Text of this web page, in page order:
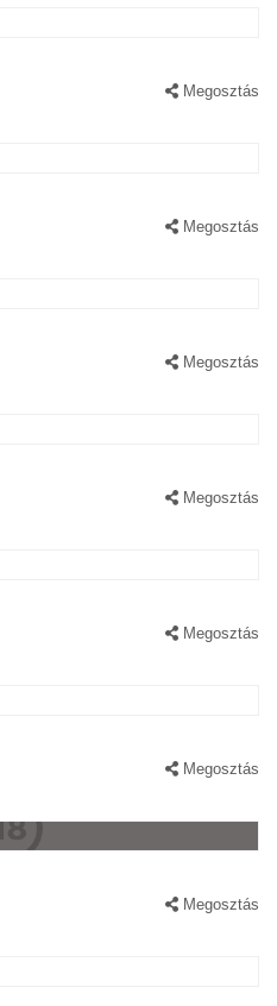
Megosztás
Megosztás
Megosztás
Megosztás
Megosztás
Megosztás
Megosztás